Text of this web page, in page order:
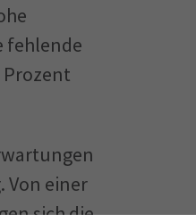
fehlende
Prozent
Von einer
sich die